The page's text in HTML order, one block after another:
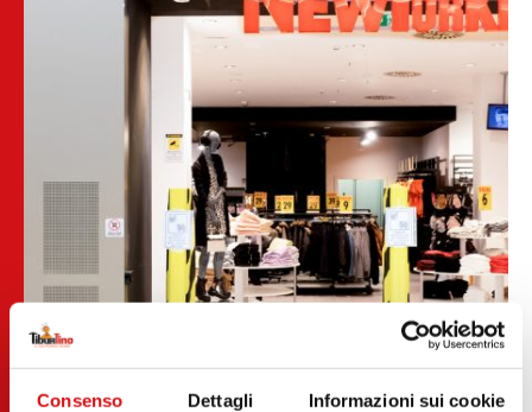
Consenso Dettagli Informazioni sui cookie